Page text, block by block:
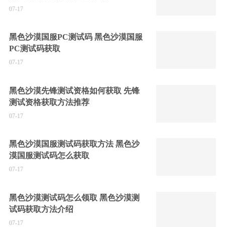
07-17
黑色沙漠国服PC测试码 黑色沙漠国服
PC测试码获取
07-17
黑色沙漠先锋测试资格如何获取 先锋
测试资格获取方法推荐
07-17
黑色沙漠国服测试码获取方法 黑色沙
漠国服测试码怎么获取
07-17
黑色沙漠测试码怎么领取 黑色沙漠测
试码获取方法介绍
07-17